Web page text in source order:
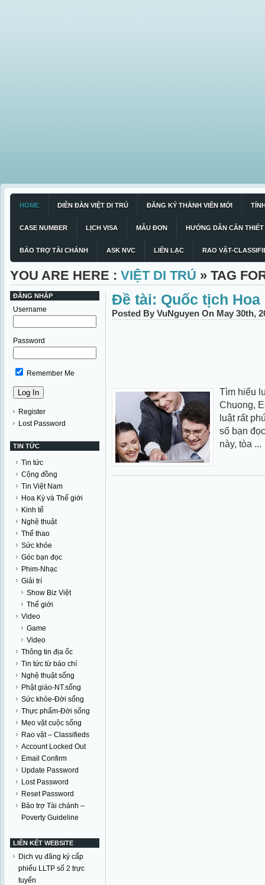
HOME DIỄN ĐÀN VIỆT DI TRÚ ĐĂNG KÝ THÀNH VIÊN MỚI
CASE NUMBER LỊCH VISA MẪU ĐƠN HƯỚNG DẪN CẦN THIẾT
BẢO TRỢ TÀI CHÁNH ASK NVC LIÊN LẠC RAO VẶT-
YOU ARE HERE : VIỆT DI TRÚ » TAG
ĐĂNG NHẬP
Username
Password
Remember Me
Register
Lost Password
TIN TỨC
Tin tức
Cộng đồng
Tin Việt Nam
Hoa Kỳ và Thế giới
Kinh tế
Nghệ thuật
Thể thao
Sức khỏe
Góc bạn đọc
Phim-Nhạc
Giải trí
Show Biz Việt
Thế giới
Video
Game
Video
Thông tin địa ốc
Tin tức từ báo chí
Nghệ thuật sống
Phật giáo-NT.sống
Sức khỏe-Đời sống
Thực phẩm-Đời sống
Mẹo vặt cuộc sống
Rao vặt – Classifieds
Account Locked Out
Email Confirm
Update Password
Lost Password
Reset Password
Bảo trợ Tài chánh –
Poverty Guideline
LIÊN KẾT WEBSITE
Dịch vụ đăng ký cấp
phiếu LLTP số 2 trực
tuyến
Ðề tài: Quốc tịch Hoa
Posted By VuNguyen On May 30th,
Tìm hiểu
Chuong,
luật rất
số bạn
này, tòa ...